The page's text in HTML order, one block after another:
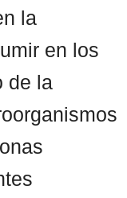
la
en los
de la